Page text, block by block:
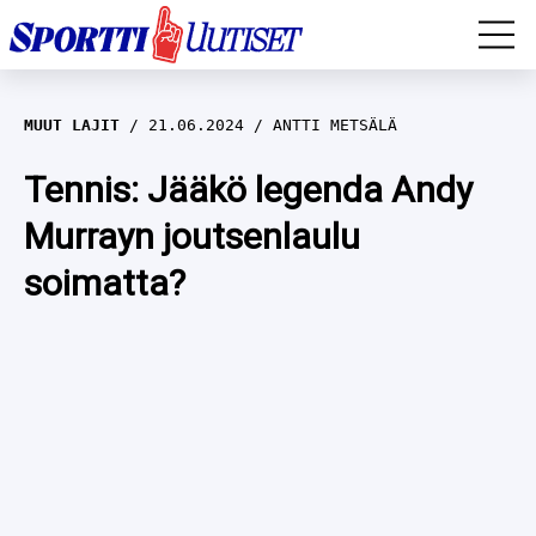
EM-YLEISURHEILU
JÄÄKIEKKO
YLEISURHEILU
WILMA HELTELÄ
TALVILAJIT
MUUT LAJIT 21.06.2024 ANTTI METSÄLÄ
Tennis: Jääkö legenda Andy
Murrayn joutsenlaulu
soimatta?